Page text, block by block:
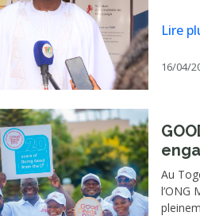
la
Lire
16/04/
Au
l’ONG